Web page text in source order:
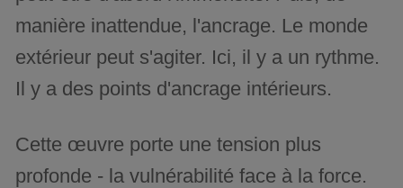
manière inattendue, l'ancrage. Le monde
extérieur peut s'agiter. Ici, il y a un rythme.
Il y a des points d'ancrage intérieurs.
Cette œuvre porte une tension plus
profonde - la vulnérabilité face à la force.